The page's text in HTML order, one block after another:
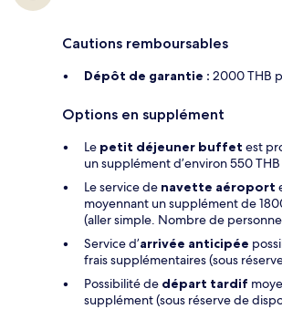
Cautions remboursables
Dépôt de garantie : 2000 THB
Options en supplément
Le petit déjeuner buffet est
un supplément d’environ 550
Le service de navette aéroport
moyennant un supplément de
(aller simple. Nombre de
Service d’arrivée anticipée
frais supplémentaires (sous
Possibilité de départ tardif
supplément (sous réserve de